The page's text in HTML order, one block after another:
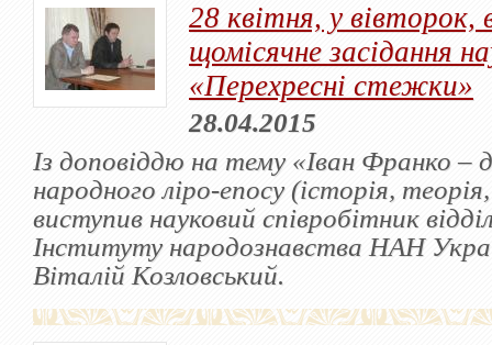
28 квітня, у вівторок,
щомісячне засідання
«Перехресні стежки»
28.04.2015
Із доповіддю на тему «Іван Франко ‒
народного ліро-епосу (історія,
виступив науковий співробітник
Інституту народознавства НАН
Віталій Козловський.